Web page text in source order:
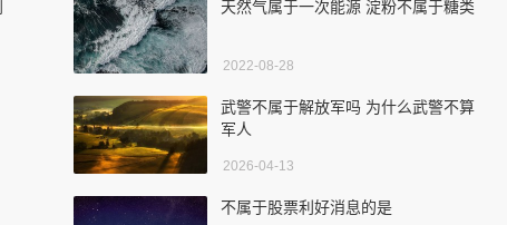
天然气属于一次能源 淀粉不属于糖类
2022-08-28
武警不属于解放军吗 为什么武警不算
军人
2026-04-13
不属于股票利好消息的是